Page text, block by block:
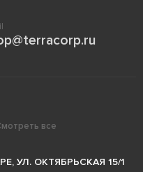
все
УЛ. ОКТЯБРЬСКАЯ 15/1